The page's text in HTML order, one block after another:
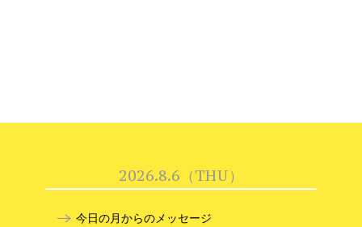
2026.8.6（THU）
今日の月からのメッセージ